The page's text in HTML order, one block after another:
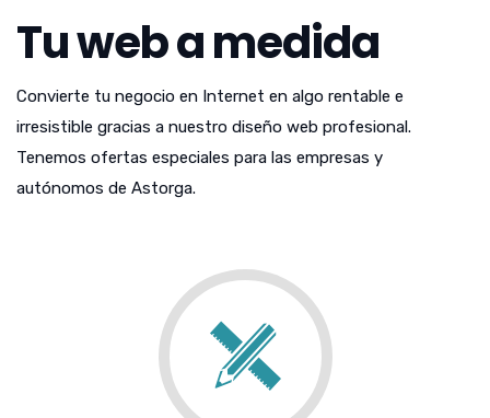
Tu web a medida
Convierte tu negocio en Internet en algo rentable e
irresistible gracias a nuestro diseño web profesional.
Tenemos ofertas especiales para las empresas y
autónomos de Astorga.